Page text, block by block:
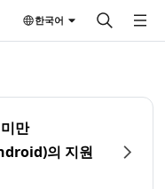
한국어
만
의 지원